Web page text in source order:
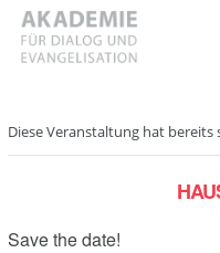
Skip
content
Diese Veranstaltung hat
Save the date!